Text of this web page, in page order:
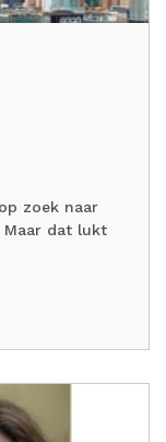
zoek naar
dat lukt